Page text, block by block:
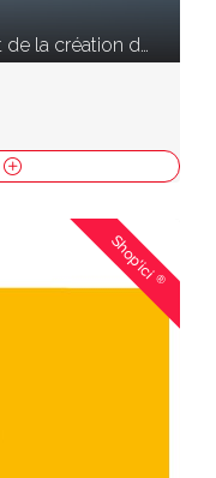
Spécialiste de la conception et de la création de sites Internet
Shop'ici®